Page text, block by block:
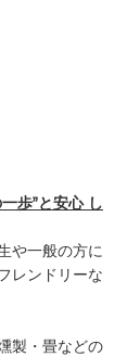
歩”と安心 し
や一般の方に
レンドリーな
製・畳などの